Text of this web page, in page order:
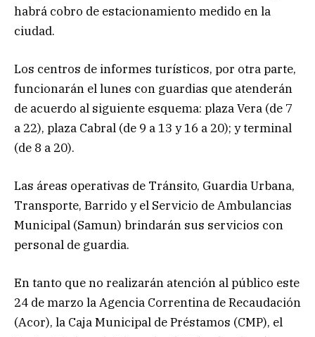
habrá cobro de estacionamiento medido en la
ciudad.
Los centros de informes turísticos, por otra parte,
funcionarán el lunes con guardias que atenderán
de acuerdo al siguiente esquema: plaza Vera (de 7
a 22), plaza Cabral (de 9 a 13 y 16 a 20); y terminal
(de 8 a 20).
Las áreas operativas de Tránsito, Guardia Urbana,
Transporte, Barrido y el Servicio de Ambulancias
Municipal (Samun) brindarán sus servicios con
personal de guardia.
En tanto que no realizarán atención al público este
24 de marzo la Agencia Correntina de Recaudación
(Acor), la Caja Municipal de Préstamos (CMP), el